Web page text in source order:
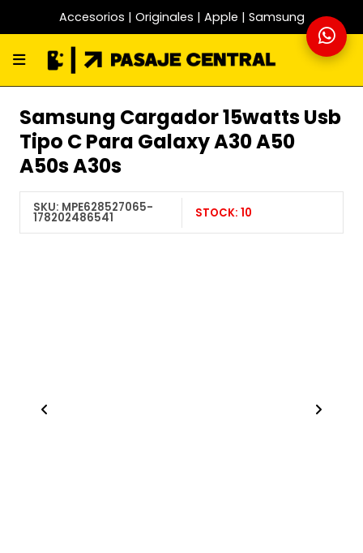
Accesorios | Originales | Apple | Samsung
Samsung Cargador 15watts Usb
Tipo C Para Galaxy A30 A50
A50s A30s
SKU: MPE628527065-
178202486541 STOCK: 10